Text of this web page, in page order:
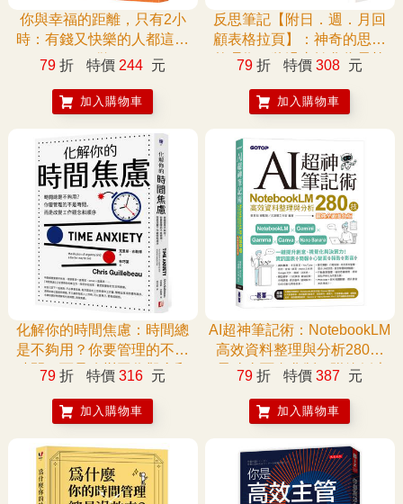
你與幸福的距離，只有2小
時：有錢又快樂的人都這樣
做
79 折 特價 244 元
加入購物車
反思筆記【附日．週．月回
顧表格拉頁】：神奇的思緒
整理術，將過去轉化為最棒
79 折 特價 308 元
加入購物車
化解你的時間焦慮：時間總
是不夠用？你要管理的不是
時間，而是改變工作觀念和
79 折 特價 316 元
加入購物車
AI超神筆記術：NotebookLM
高效資料整理與分析280技
(最強全面進化版) (附範例素
79 折 特價 387 元
加入購物車